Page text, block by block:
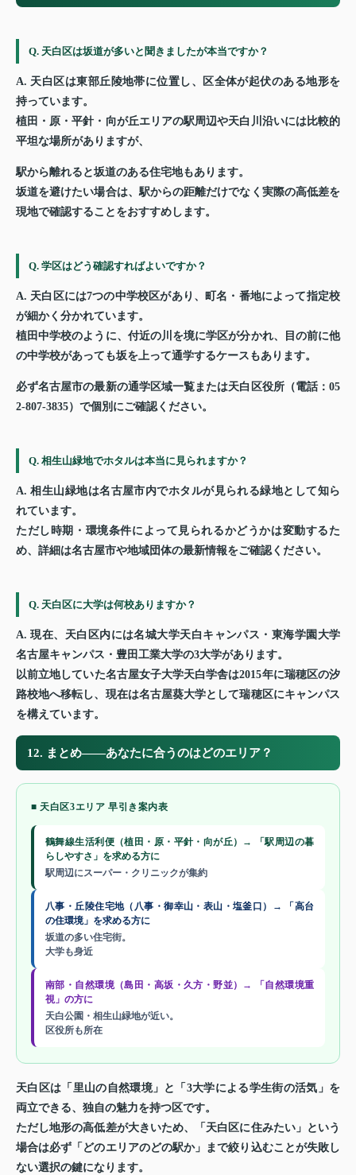
Q. 天白区は坂道が多いと聞きましたが本当ですか？
A. 天白区は東部丘陵地帯に位置し、区全体が起伏のある地形を
持っています。
植田・原・平針・向が丘エリアの駅周辺や天白川沿いには比較的
平坦な場所がありますが、
駅から離れると坂道のある住宅地もあります。
坂道を避けたい場合は、駅からの距離だけでなく実際の高低差を
現地で確認することをおすすめします。
Q. 学区はどう確認すればよいですか？
A. 天白区には7つの中学校区があり、町名・番地によって指定校
が細かく分かれています。
植田中学校のように、付近の川を境に学区が分かれ、目の前に他
の中学校があっても坂を上って通学するケースもあります。
必ず名古屋市の最新の通学区域一覧または天白区役所（電話：05
2-807-3835）で個別にご確認ください。
Q. 相生山緑地でホタルは本当に見られますか？
A. 相生山緑地は名古屋市内でホタルが見られる緑地として知ら
れています。
ただし時期・環境条件によって見られるかどうかは変動するた
め、詳細は名古屋市や地域団体の最新情報をご確認ください。
Q. 天白区に大学は何校ありますか？
A. 現在、天白区内には名城大学天白キャンパス・東海学園大学
名古屋キャンパス・豊田工業大学の3大学があります。
以前立地していた名古屋女子大学天白学舎は2015年に瑞穂区の汐
路校地へ移転し、現在は名古屋葵大学として瑞穂区にキャンパス
を構えています。
12. まとめ——あなたに合うのはどのエリア？
■ 天白区3エリア 早引き案内表
鶴舞線生活利便（植田・原・平針・向が丘）→ 「駅周辺の暮
らしやすさ」を求める方に
駅周辺にスーパー・クリニックが集約
八事・丘陵住宅地（八事・御幸山・表山・塩釜口）→ 「高台
の住環境」を求める方に
坂道の多い住宅街。
大学も身近
南部・自然環境（島田・高坂・久方・野並）→ 「自然環境重
視」の方に
天白公園・相生山緑地が近い。
区役所も所在
天白区は「里山の自然環境」と「3大学による学生街の活気」を
両立できる、独自の魅力を持つ区です。
ただし地形の高低差が大きいため、「天白区に住みたい」という
場合は必ず「どのエリアのどの駅か」まで絞り込むことが失敗し
ない選択の鍵になります。